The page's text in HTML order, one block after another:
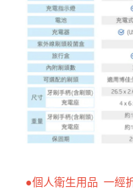
●個人衛生用品 一經